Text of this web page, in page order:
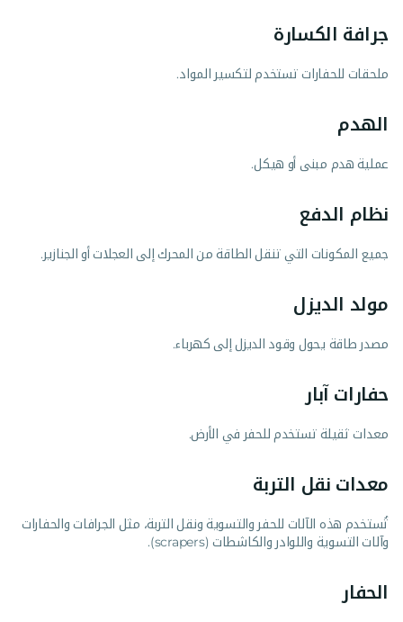
جرافة الكسارة
ملحقات للحفارات تستخدم لتكسير المواد.
الهدم
عملية هدم مبنى أو هيكل.
نظام الدفع
جميع المكونات التي تنقل الطاقة من المحرك إلى العجلات أو الجنازير.
مولد الديزل
مصدر طاقة يحول وقود الديزل إلى كهرباء.
حفارات آبار
معدات ثقيلة تستخدم للحفر في الأرض.
معدات نقل التربة
تُستخدم هذه الآلات للحفر والتسوية ونقل التربة، مثل الجرافات والحفارات
وآلات التسوية واللوادر والكاشطات (scrapers).
الحفار